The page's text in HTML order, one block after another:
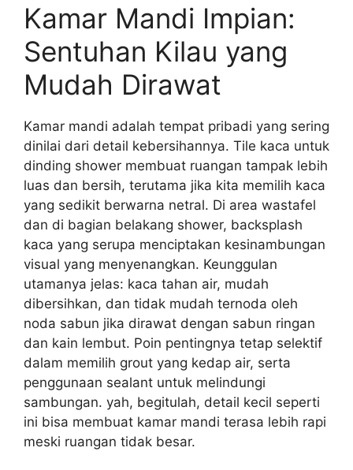
Kamar Mandi Impian:
Sentuhan Kilau yang
Mudah Dirawat
Kamar mandi adalah tempat pribadi yang sering
dinilai dari detail kebersihannya. Tile kaca untuk
dinding shower membuat ruangan tampak lebih
luas dan bersih, terutama jika kita memilih kaca
yang sedikit berwarna netral. Di area wastafel
dan di bagian belakang shower, backsplash
kaca yang serupa menciptakan kesinambungan
visual yang menyenangkan. Keunggulan
utamanya jelas: kaca tahan air, mudah
dibersihkan, dan tidak mudah ternoda oleh
noda sabun jika dirawat dengan sabun ringan
dan kain lembut. Poin pentingnya tetap selektif
dalam memilih grout yang kedap air, serta
penggunaan sealant untuk melindungi
sambungan. yah, begitulah, detail kecil seperti
ini bisa membuat kamar mandi terasa lebih rapi
meski ruangan tidak besar.